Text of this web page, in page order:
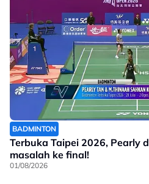
BADMINTON
Terbuka Taipei 2026, Pearly
masalah ke final!
01/08/2026